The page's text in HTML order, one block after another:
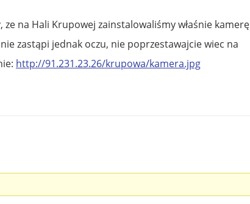
na Hali Krupowej zainstalowaliśmy właśnie kamerę
zastąpi jednak oczu, nie poprzestawajcie wiec na
http://91.231.23.26/krupowa/kamera.jpg